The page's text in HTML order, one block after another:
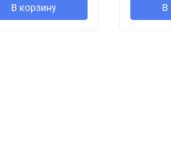
В корзину В